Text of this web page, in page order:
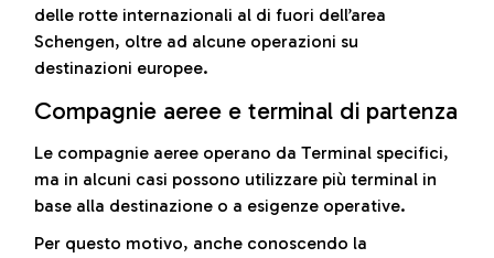
delle rotte internazionali al di fuori dell’area
Schengen, oltre ad alcune operazioni su
destinazioni europee.
Compagnie aeree e terminal di partenza
Le compagnie aeree operano da Terminal specifici,
ma in alcuni casi possono utilizzare più terminal in
base alla destinazione o a esigenze operative.
Per questo motivo, anche conoscendo la